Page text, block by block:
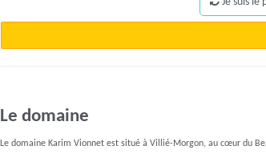
Le domaine
Le domaine Karim Vionnet est situé à Villié-Morgon, au cœur du